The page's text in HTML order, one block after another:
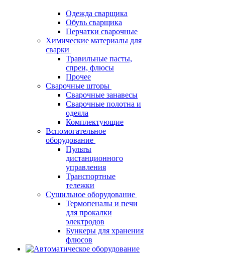
Одежда сварщика
Обувь сварщика
Перчатки сварочные
Химические материалы для
сварки
Травильные пасты,
спреи, флюсы
Прочее
Сварочные шторы
Сварочные занавесы
Сварочные полотна и
одеяла
Комплектующие
Вспомогательное
оборудование
Пульты
дистанционного
управления
Транспортные
тележки
Сушильное оборудование
Термопеналы и печи
для прокалки
электродов
Бункеры для хранения
флюсов